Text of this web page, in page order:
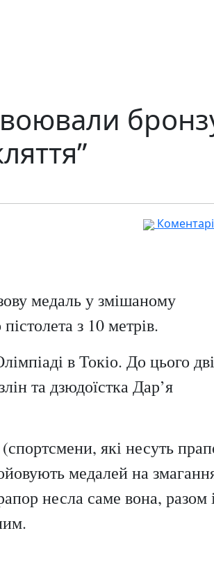
медаль у змішаному
з 10 метрів.
в Токіо. До цього дві
та дзюдоїстка Дар’я
які несуть
медалей на
несла саме вона, разом